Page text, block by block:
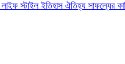
লাইফ স্টাইলইতিহাস ঐতিহ্য সাফল্যের